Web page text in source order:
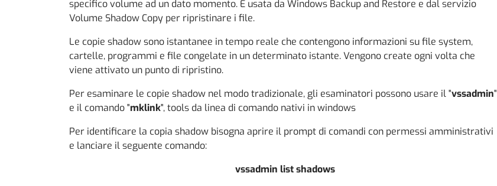
specifico volume ad un dato momento. È usata da Windows Backup and Restore e dal servizio
Volume Shadow Copy per ripristinare i file.
Le copie shadow sono istantanee in tempo reale che contengono informazioni su file system,
cartelle, programmi e file congelate in un determinato istante. Vengono create ogni volta che
viene attivato un punto di ripristino.
Per esaminare le copie shadow nel modo tradizionale, gli esaminatori possono usare il "vssadmin"
e il comando "mklink", tools da linea di comando nativi in windows
Per identificare la copia shadow bisogna aprire il prompt di comandi con permessi amministrativi
e lanciare il seguente comando:
vssadmin list shadows